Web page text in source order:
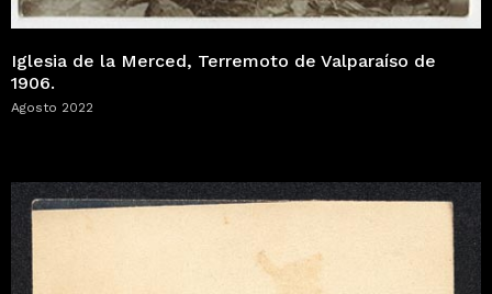
Iglesia de la Merced, Terremoto de Valparaíso de
1906.
Agosto 2022